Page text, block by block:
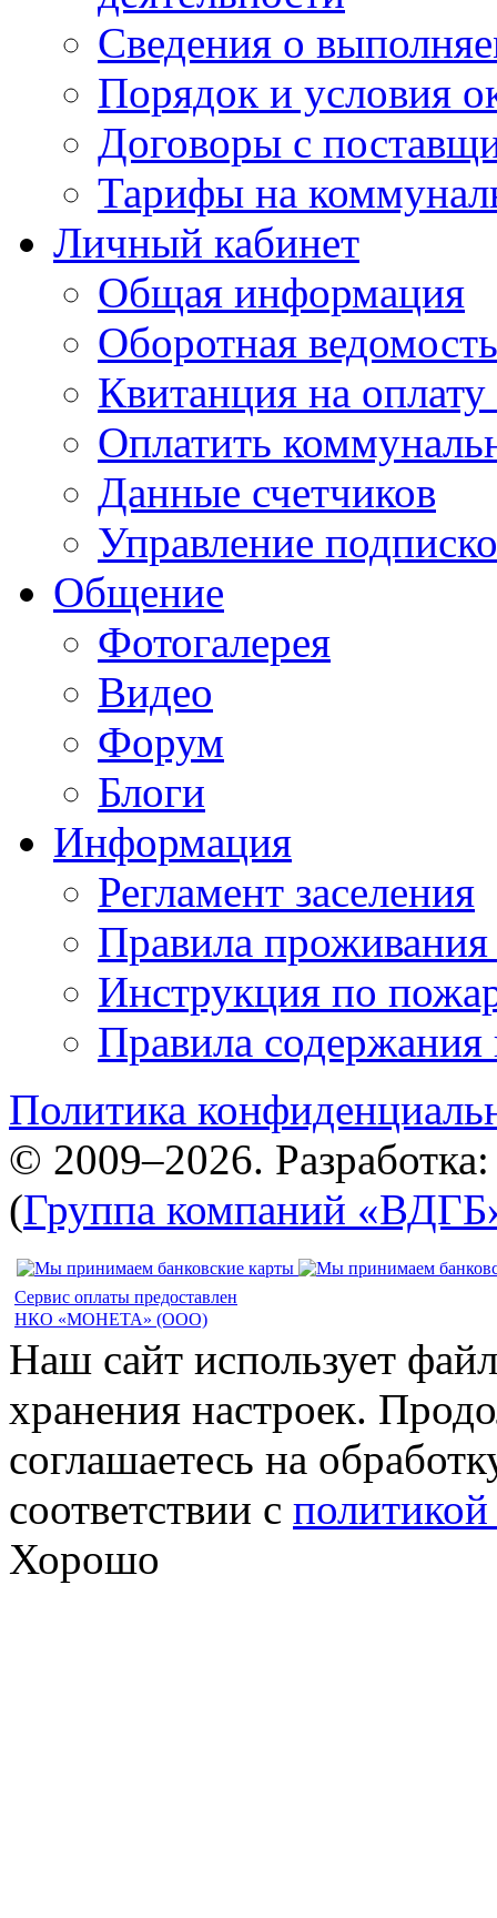
Сведения о
Порядок и условия
Договоры с
Тарифы на
Личный кабинет
Общая информация
Оборотная ведомость
Квитанция на
Оплатить
Данные счетчиков
Управление
Общение
Фотогалерея
Видео
Форум
Блоги
Информация
Регламент заселения
Правила
Инструкция по
Правила
Политика
© 2009–2026.
(Группа компаний
Сервис оплаты предоставлен
НКО «МОНЕТА» (ООО)
Наш сайт использует
хранения настроек.
соглашаетесь на
соответствии с
Хорошо